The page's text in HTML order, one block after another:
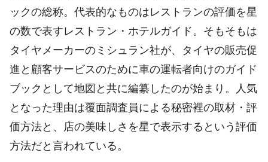
ックの総称。代表的なものはレストランの評価を星
の数で表すレストラン・ホテルガイド。そもそもは
タイヤメーカーのミシュラン社が、タイヤの販売促
進と顧客サービスのために車の運転者向けのガイド
ブックとして地図と共に編纂したのが始まり。人気
となった理由は覆面調査員による秘密裡の取材・評
価方法と、店の美味しさを星で表示するという評価
方法だと言われている。